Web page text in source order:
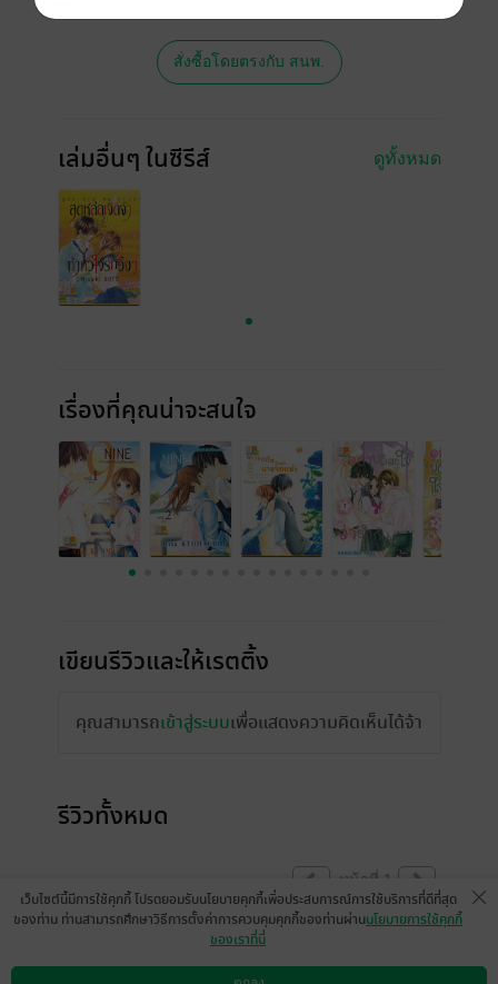
สั่งซื้อโดยตรงกับ สนพ.
เล่มอื่นๆ ในซีรีส์ ดูทั้งหมด
เรื่องที่คุณน่าจะสนใจ
เขียนรีวิวและให้เรตติ้ง
คุณสามารถเข้าสู่ระบบเพื่อแสดงความคิดเห็นได้จ้า
รีวิวทั้งหมด
หน้าที่ 1
เว็บไซต์นี้มีการใช้คุกกี้ โปรดยอมรับนโยบายคุกกี้เพื่อประสบการณ์การใช้บริการที่ดีที่สุด
ของท่าน ท่านสามารถศึกษาวิธีการตั้งค่าการควบคุมคุกกี้ของท่านผ่านนโยบายการใช้คุกกี้
ของเราที่นี่